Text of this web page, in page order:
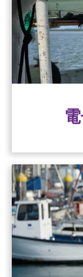
電子監視は
透明性とト
活動を監
マグ
削
延縄漁で捕